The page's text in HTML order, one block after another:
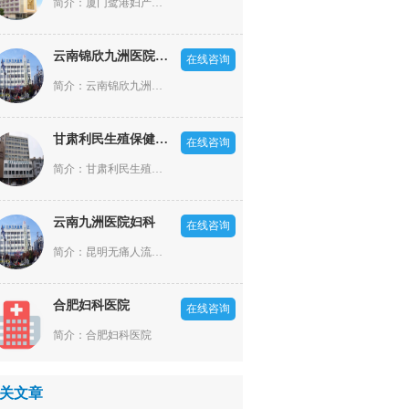
简介：厦门鹭港妇产医院是一家依照厦门市政府规划部署，经厦门市卫生局批准成立的，集医疗、科研、预防、保健为一体的二级妇产专科医院。坐落于现代化的港口风景旅游城市厦门市，经济、文化、交通——厦门火车站正对面(厦门市湖滨东路9号)，西临罗宾森商业，东朝厦门梧村长途汽车站。是厦门市核心地带，商贸经济繁华，交通便利，环璄优美。
云南锦欣九洲医院男科
简介：云南锦欣九洲医院是一所按照国家标准建设的现代化医院，医院成立于2002年，原名云南九洲泌尿生殖专科医院，开设有泌尿外科、男性科、妇产科、不孕不育科四大特色专科以及内科、外科、皮肤科、中医科、麻醉科、影像科、检验科、病理科等专业科室
在线咨询
甘肃利民生殖保健医院
简介：甘肃利民生殖保健医院是一家集医疗、预防、保健、咨询为一体的现代化人流类疾病医院。多年来，甘肃利民生殖保健医院始终坚持“一切以患者为中心”的服务理念，不仅为女性提供妇科疾病治疗、预防体检、心理咨询等医疗服务，还推行绿色人文医疗，开展“门诊一站式”服务，悉心体恤女性心灵，让女性在保健院感受到家的温馨与呵护。
在线咨询
云南九洲医院妇科
简介：昆明无痛人流医院哪家好?意外怀孕了,在昆明做无痛人流手术,来云南九洲医院妇科,云南九洲医院妇科是昆明地区正规的无痛人流医院,是您做妇科手术,治疗妇科疾病好的选择.
在线咨询
合肥妇科医院
简介：合肥妇科医院
在线咨询
文章